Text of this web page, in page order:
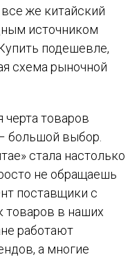
же китайский
источником
подешевле,
схема рыночной
черта товаров
большой выбор.
стала настолько
не обращаешь
поставщики с
товаров в наших
работают
а многие